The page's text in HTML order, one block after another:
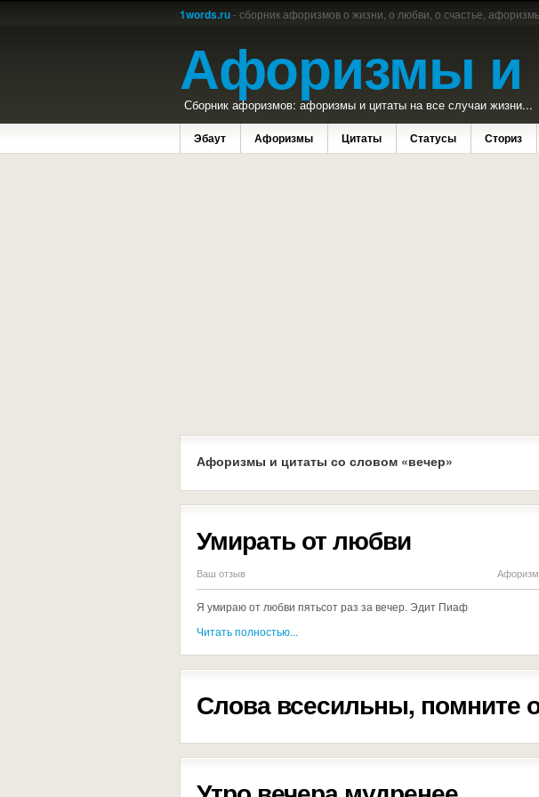
1words.ru- сборник афоризмов о жизни, о любви, о счастье,
Афоризмы и
Сборник афоризмов: афоризмы и цитаты на все случаи жизни...
Эбаут Афоризмы Цитаты Статусы Сториз
Афоризмы и цитаты со словом «вечер»
Умирать от любви
Ваш отзыв
Я умираю от любви пятьсот раз за вечер. Эдит Пиаф
Читать полностью...
Слова всесильны, помните